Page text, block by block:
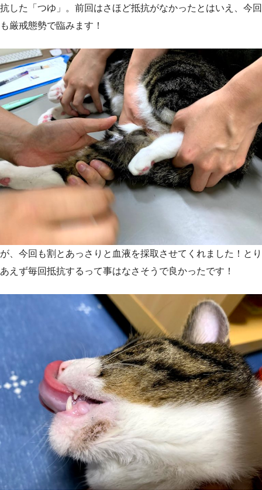
抗した「つゆ」。前回はさほど抵抗がなかったとはいえ、今回
も厳戒態勢で臨みます！
が、今回も割とあっさりと血液を採取させてくれました！とり
あえず毎回抵抗するって事はなさそうで良かったです！